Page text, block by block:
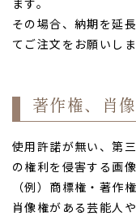
ます。
その場合、納期を延
てご注文をお願いしま
著作権、肖
使用許諾が無い、第
の権利を侵害する画
（例）商標権・著作
肖像権がある芸能人